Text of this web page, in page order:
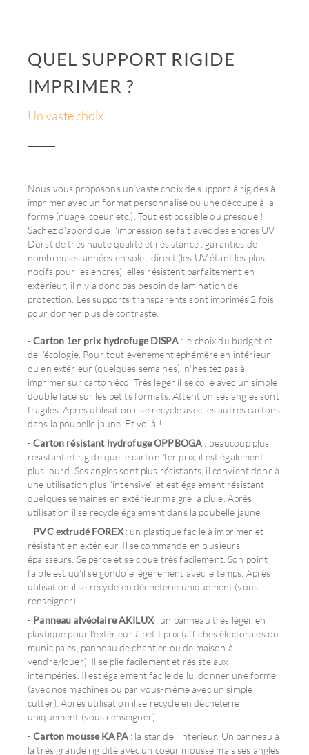
QUEL SUPPORT RIGIDE
IMPRIMER ?
Un vaste choix
Nous vous proposons un vaste choix de support à rigides à
imprimer avec un format personnalisé ou une découpe à la
forme (nuage, coeur etc.). Tout est possible ou presque !
Sachez d'abord que l'impression se fait avec des encres UV
Durst de très haute qualité et résistance : garanties de
nombreuses années en soleil direct (les UV étant les plus
nocifs pour les encres), elles résistent parfaitement en
extérieur, il n'y a donc pas besoin de lamination de
protection. Les supports transparents sont imprimés 2 fois
pour donner plus de contraste.
-Carton 1er prix hydrofuge DISPA: le choix du budget et
de l'écologie. Pour tout évenement éphémère en intérieur
ou en extérieur (quelques semaines), n'hésitez pas à
imprimer sur carton éco. Très léger il se colle avec un simple
double face sur les petits formats. Attention ses angles sont
fragiles. Après utilisation il se recycle avec les autres cartons
dans la poubelle jaune. Et voilà !
-Carton résistant hydrofuge OPPBOGA : beaucoup plus
résistant et rigide que le carton 1er prix, il est également
plus lourd. Ses angles sont plus résistants, il convient donc à
une utilisation plus "intensive" et est également résistant
quelques semaines en extérieur malgré la pluie. Après
utilisation il se recycle également dans la poubelle jaune.
- PVC extrudé FOREX: un plastique facile à imprimer et
résistant en extérieur. Il se commande en plusieurs
épaisseurs. Se perce et se cloue très facilement. Son point
faible est qu'il se gondole légèrement avec le temps. Après
utilisation il se recycle en déchèterie uniquement (vous
renseigner).
- Panneau alvéolaire AKILUX: un panneau très léger en
plastique pour l'extérieur à petit prix (affiches électorales ou
municipales, panneau de chantier ou de maison à
vendre/louer). Il se plie facilement et résiste aux
intempéries. Il est également facile de lui donner une forme
(avec nos machines ou par vous-même avec un simple
cutter). Après utilisation il se recycle en déchèterie
uniquement (vous renseigner).
-Carton mousse KAPA: la star de l'intérieur. Un panneau à
la très grande rigidité avec un coeur mousse mais ses angles